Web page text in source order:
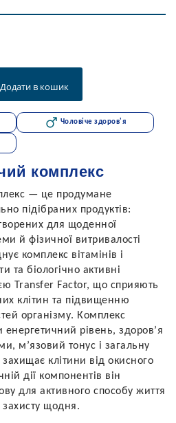
Додати в кошик
Чоловіче здоров'я
комплекс
— це продумане
підібраних продуктів:
для щоденної
й фізичної витривалості
комплекс вітамінів і
та біологічно активні
Transfer Factor, що сприяють
клітин та підвищенню
організму. Комплекс
рівень, здоров’я
м’язовий тонус і загальну
клітини від окисного
дії компонентів він
для активного способу життя
захисту щодня.